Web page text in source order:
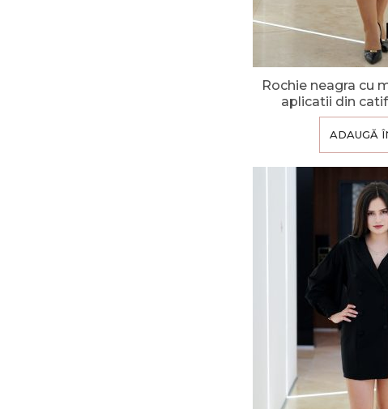
Rochie neagra cu
aplicatii din
ADAUGĂ